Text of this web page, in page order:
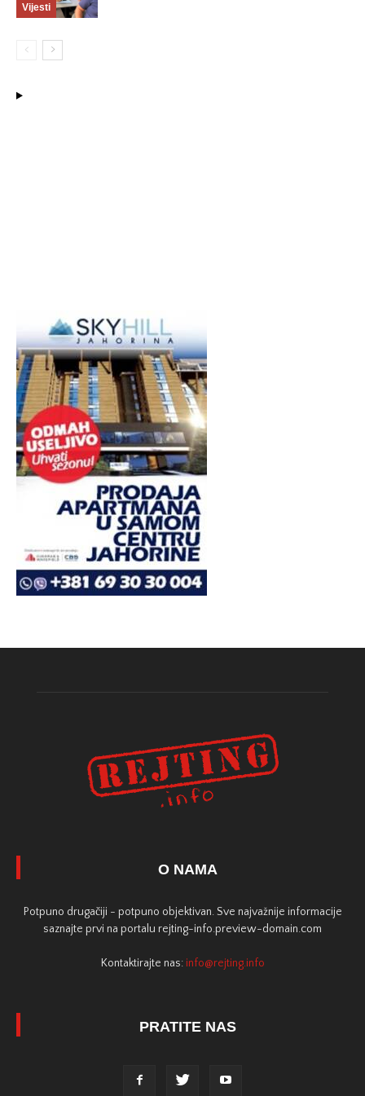
Vijesti
O NAMA
Potpuno drugačiji - potpuno objektivan. Sve najvažnije informacije
saznajte prvi na portalu rejting-info.preview-domain.com
Kontaktirajte nas: info@rejting.info
PRATITE NAS